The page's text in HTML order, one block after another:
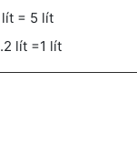
= 5 lít
lít =1 lít